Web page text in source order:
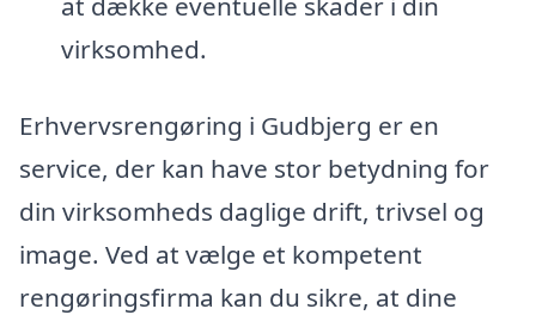
virksomhed.
Erhvervsrengøring i Gudbjerg er en
service, der kan have stor betydning for
din virksomheds daglige drift, trivsel og
image. Ved at vælge et kompetent
rengøringsfirma kan du sikre, at dine